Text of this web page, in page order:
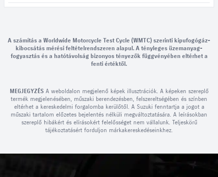
A számítás a Worldwide Motorcycle Test Cycle (WMTC) szerinti kipufogógáz-
kibocsátás mérési feltételrendszeren alapul. A tényleges üzemanyag-
fogyasztás és a hatótávolság bizonyos tényezők függvényében eltérhet a
fenti értéktől.
MEGJEGYZÉSA weboldalon megjelenő képek illusztrációk. A képeken szereplő
termék megjelenésében, műszaki berendezésben, felszereltségében és színben
eltérhet a kereskedelmi forgalomba kerülőtől. A Suzuki fenntartja a jogot a
műszaki tartalom előzetes bejelentés nélküli megváltoztatására. A leírásokban
szereplő hibákért és elírásokért felelősséget nem vállalunk. Teljeskörű
tájékoztatásért forduljon márkakereskedéseinkhez.